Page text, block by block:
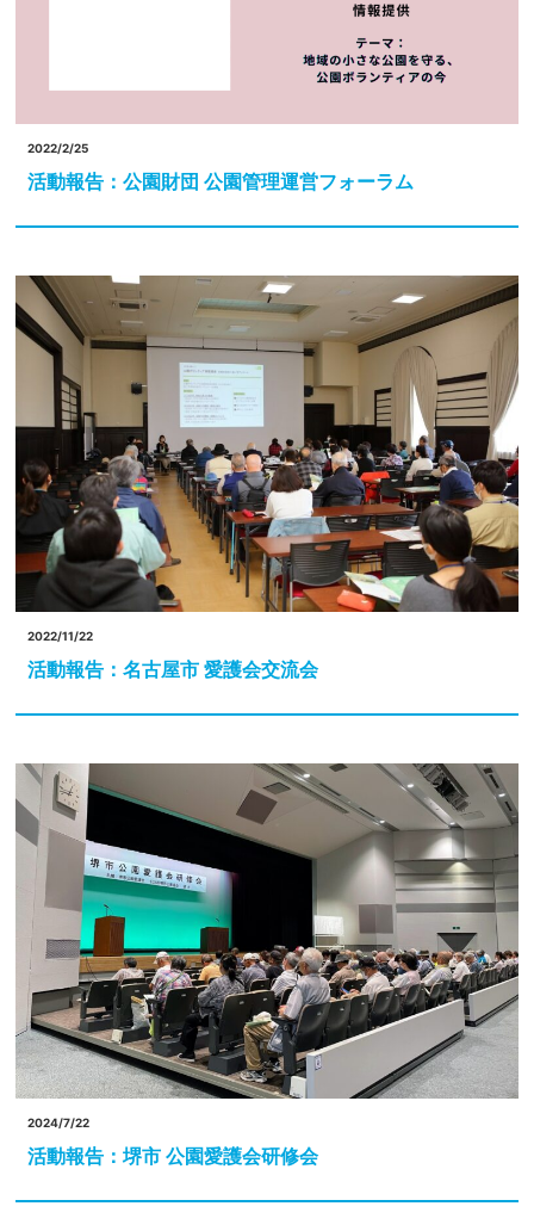
2022/2/25
活動報告：公園財団 公園管理運営フォーラム
2022/11/22
活動報告：名古屋市 愛護会交流会
2024/7/22
活動報告：堺市 公園愛護会研修会